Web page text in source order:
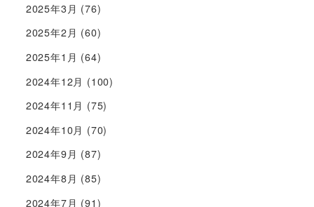
2025年3月 (76)
2025年2月 (60)
2025年1月 (64)
2024年12月 (100)
2024年11月 (75)
2024年10月 (70)
2024年9月 (87)
2024年8月 (85)
2024年7月 (91)